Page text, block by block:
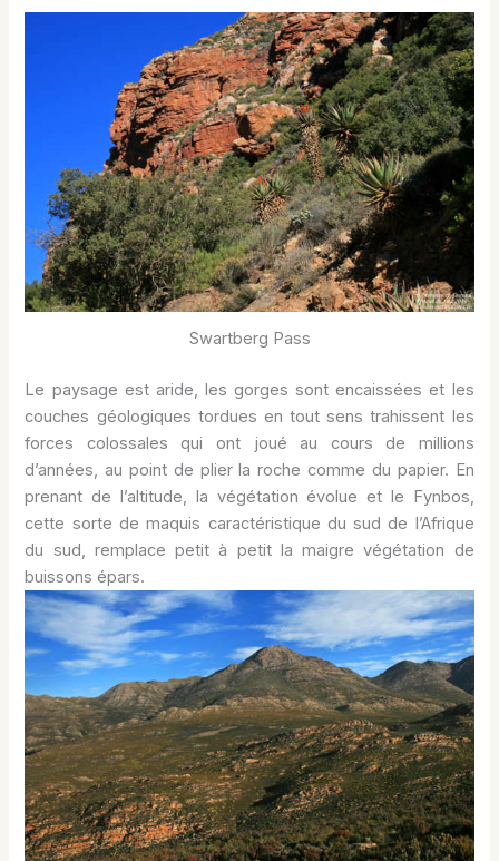
Swartberg Pass
Le paysage est aride, les gorges sont encaissées et les
couches géologiques tordues en tout sens trahissent les
forces colossales qui ont joué au cours de millions
d’années, au point de plier la roche comme du papier. En
prenant de l’altitude, la végétation évolue et le Fynbos,
cette sorte de maquis caractéristique du sud de l’Afrique
du sud, remplace petit à petit la maigre végétation de
buissons épars.